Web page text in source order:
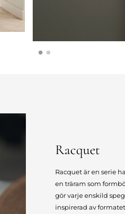
Racquet
Racquet är en serie
en träram som
gör varje enskild
inspirerad av